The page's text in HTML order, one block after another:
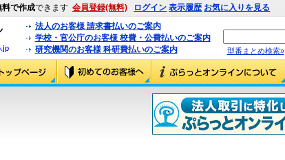
料で作成できます 会員登録(無料) ログイン 表示履歴 お気に入りを見る
法人のお客様 請求書払いのご案内
学校・官公庁のお客様 校費・公費払いのご案内
研究機関のお客様 科研費払いのご案内
型番まとめ検索»